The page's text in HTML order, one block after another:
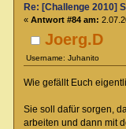
Joerg.D
Username: Juhanito
Re: [Challenge 2010]
« Antwort #84 am:
Wie gefällt Euch
Sie soll dafür sorgen,
arbeiten und dann mit